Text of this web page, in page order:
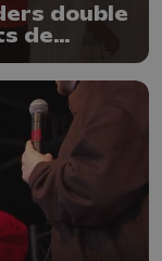
double
de